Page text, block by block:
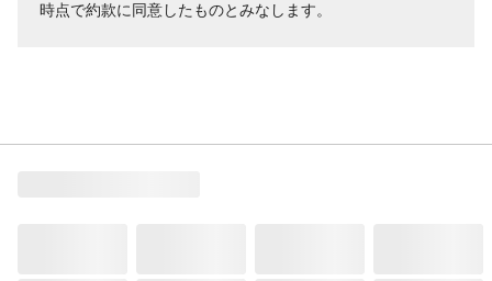
時点で約款に同意したものとみなします。